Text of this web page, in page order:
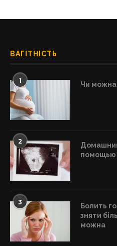
ВАГІТНІСТЬ
1 Чи можна
2
помощью
3
Болить
зняти
можна